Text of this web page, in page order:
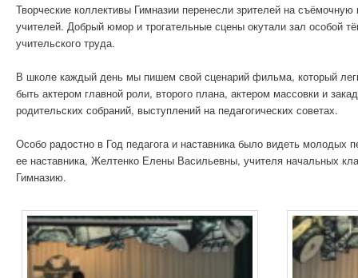
Творческие коллективы Гимназии перенесли зрителей на
учителей. Добрый юмор и трогательные сцены окутали зал особой
учительского труда.
В школе каждый день мы пишем свой сценарий фильма, который
быть актером главной роли, второго плана, актером массовки и
родительских собраний, выступлений на педагогических советах.
Особо радостно в Год педагога и наставника было видеть
ее наставника, Желтенко Елены Васильевны, учителя начальных
Гимназию.